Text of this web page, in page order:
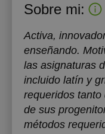
Sobre mi:
Activa,
enseñando.
las asignaturas
incluido latín y
requeridos
de sus
métodos